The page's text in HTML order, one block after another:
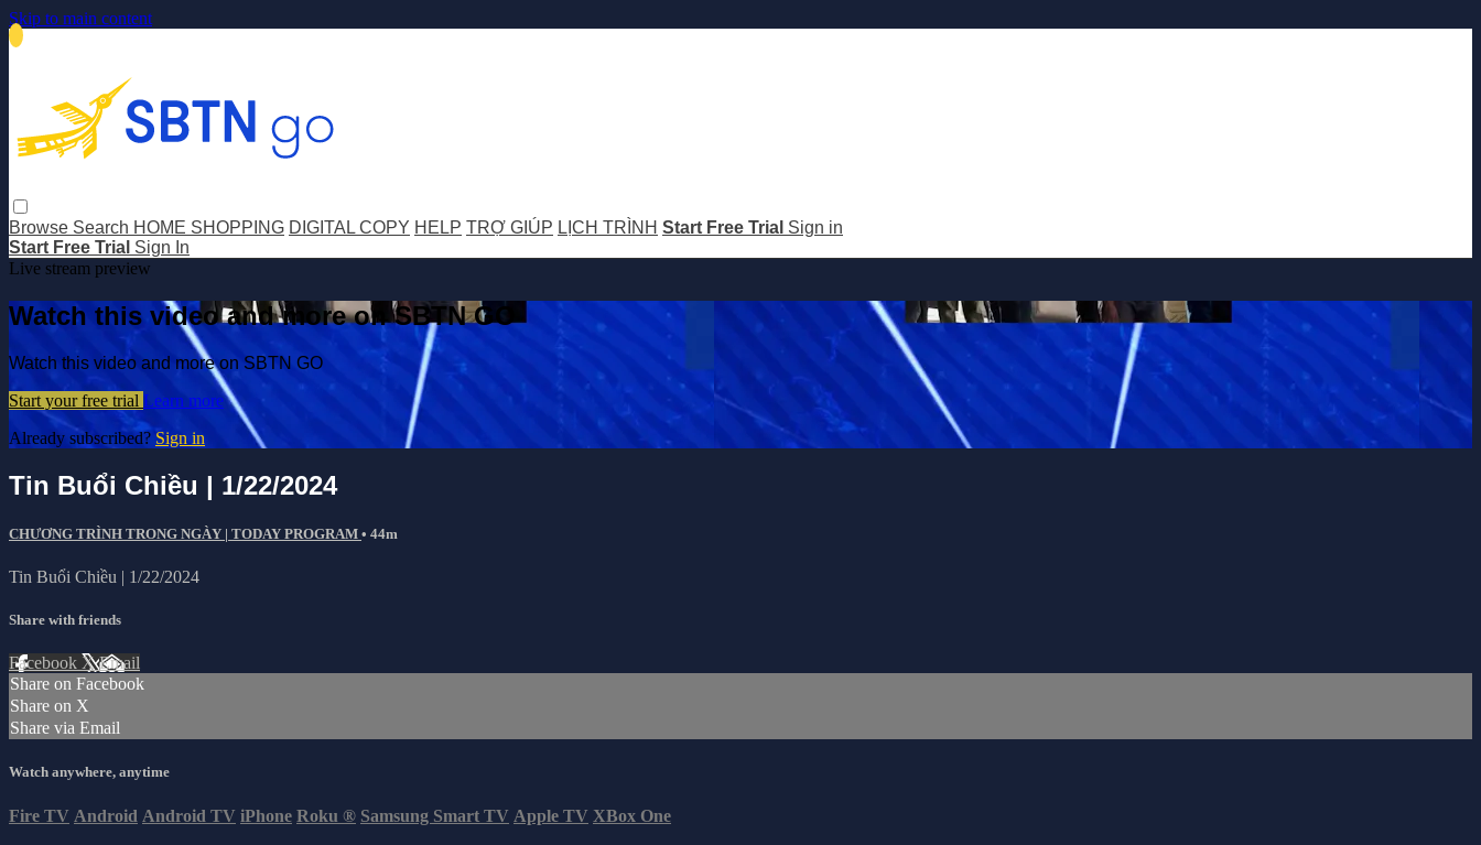
Skip to main content
Browse Search HOME SHOPPING DIGITAL COPY HELP TRỢ GIÚP LỊCH TRÌNH Start Free Trial Sign in
Start Free Trial Sign In
Live stream preview
Watch this video and more on SBTN GO
Watch this video and more on SBTN GO
Start your free trial Learn more
Already subscribed? Sign in
Tin Buổi Chiều | 1/22/2024
CHƯƠNG TRÌNH TRONG NGÀY | TODAY PROGRAM • 44m
Tin Buổi Chiều | 1/22/2024
Share with friends
Facebook XEmail
Share on Facebook
Share on X
Share via Email
Watch anywhere, anytime
Fire TV Android Android TV iPhone Roku ® Samsung Smart TV Apple TV XBox One